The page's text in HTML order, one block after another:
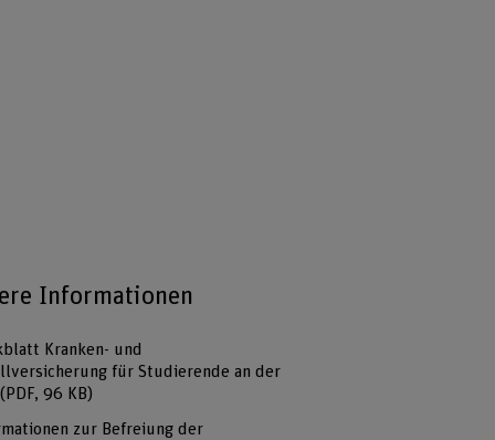
Informationen
Kranken- und
für Studierende an der
(PDF, 96 KB)
zur Befreiung der